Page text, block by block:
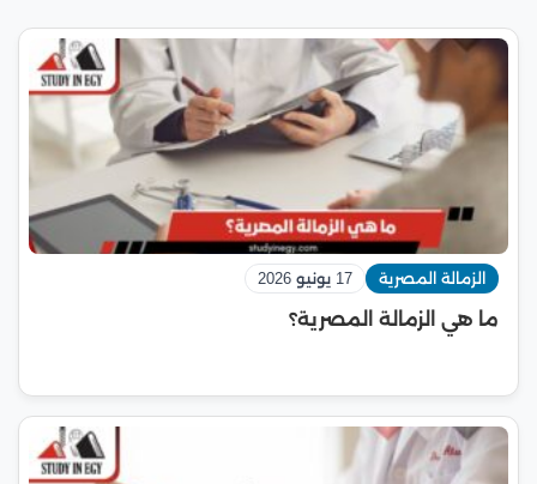
الزمالة المصرية 17 يونيو 2026
ما هي الزمالة المصرية؟